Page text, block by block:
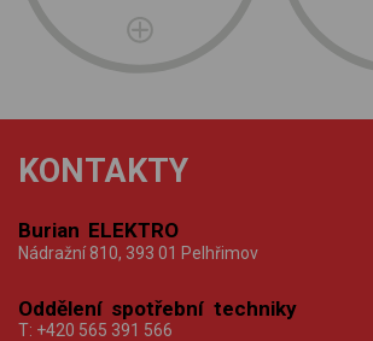
KONTAKTY
Burian ELEKTRO
Nádražní 810, 393 01 Pelhřimov
Oddělení spotřební techniky
T: +420 565 391 566